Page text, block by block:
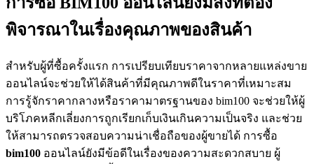
พิจารณาในเรื่องคุณภาพของสินค้า
สำหรับผู้ที่ซื้อครั้งแรก การเปรียบเทียบราคาจากหลายแหล่งขาย
ออนไลน์จะช่วยให้ได้สินค้าที่มีคุณภาพดีในราคาที่เหมาะสม
การรู้จักราคากลางหรือราคามาตรฐานของ bim100 จะช่วยให้ผู้
บริโภคหลีกเลี่ยงการถูกเรียกเก็บเงินเกินความเป็นจริง และช่วย
ให้สามารถตรวจสอบความน่าเชื่อถือของผู้ขายได้ การซื้อ
bim100 ออนไลน์ยังมีข้อดีในเรื่องของความสะดวกสบาย ผู้